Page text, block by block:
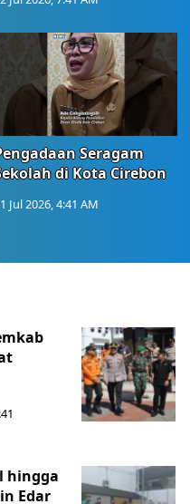
Seragam
di Kota Cirebon
Jul 2026, 4:41 AM
hingga
Edar